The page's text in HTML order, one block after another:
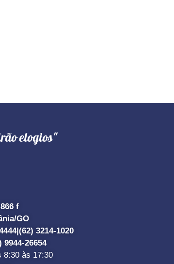
elogios"
f
GO
(62) 3214-1020
9944-26654
8:30 às 17:30